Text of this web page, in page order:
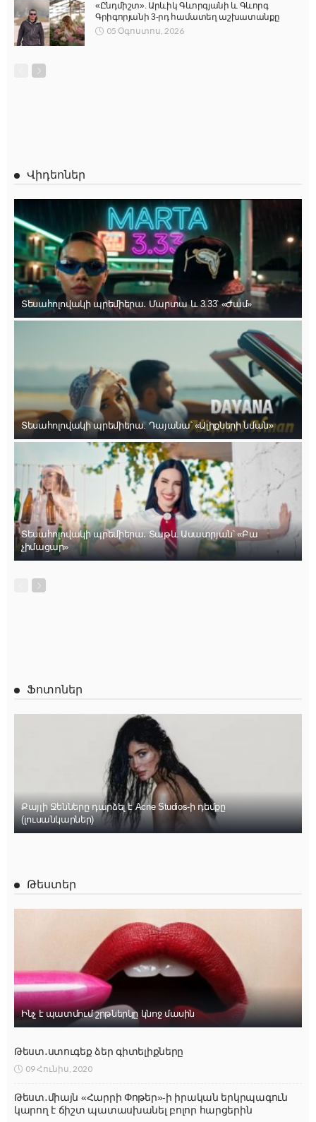
«Ընդմիշտ». Արևիկ Գևորգյանի և Գևորգ
Գրիգորյանի 3-րդ համատեղ աշխատանքը
05 Օգոստոս, 2026
Վիդեոներ
Տեսահոլովակի պրեմիերա․ Մարտա և 3.33՝ «Ժամ»
Տեսահոլովակի պրեմիերա. Դայանա՝ «Ալիքների նման»
Տեսահոլովակի պրեմիերա․ Տաթև Ասատրյան՝ «Բա
չիմացար»
Ֆոտոներ
Քայլի Ջենները դարձել է Acne Studios-ի դեմքը
(լուսանկարներ)
Թեստեր
Ինչ է պատմում շրթներկը կնոջ մասին
Թեստ․ստուգեք ձեր գիտելիքները
09 Հունիս, 2020
Թեստ․միայն «Հարրի Փոթեր»-ի իրական երկրպագուն
կարող է ճիշտ պատասխանել բոլոր հարցերին